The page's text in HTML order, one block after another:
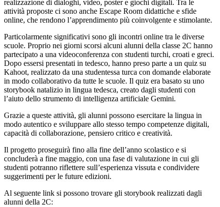
realizzazione di dialoghi, video, poster e giochi digitali. Tra le
attività proposte ci sono anche Escape Room didattiche e sfide
online, che rendono l’apprendimento più coinvolgente e stimolante.
Particolarmente significativi sono gli incontri online tra le diverse
scuole. Proprio nei giorni scorsi alcuni alunni della classe 2C hanno
partecipato a una videoconferenza con studenti turchi, croati e greci.
Dopo essersi presentati in tedesco, hanno preso parte a un quiz su
Kahoot, realizzato da una studentessa turca con domande elaborate
in modo collaborativo da tutte le scuole. Il quiz era basato su uno
storybook natalizio in lingua tedesca, creato dagli studenti con
l’aiuto dello strumento di intelligenza artificiale Gemini.
Grazie a queste attività, gli alunni possono esercitare la lingua in
modo autentico e sviluppare allo stesso tempo competenze digitali,
capacità di collaborazione, pensiero critico e creatività.
Il progetto proseguirà fino alla fine dell’anno scolastico e si
concluderà a fine maggio, con una fase di valutazione in cui gli
studenti potranno riflettere sull’esperienza vissuta e condividere
suggerimenti per le future edizioni.
Al seguente link si possono trovare gli storybook realizzati dagli
alunni della 2C: